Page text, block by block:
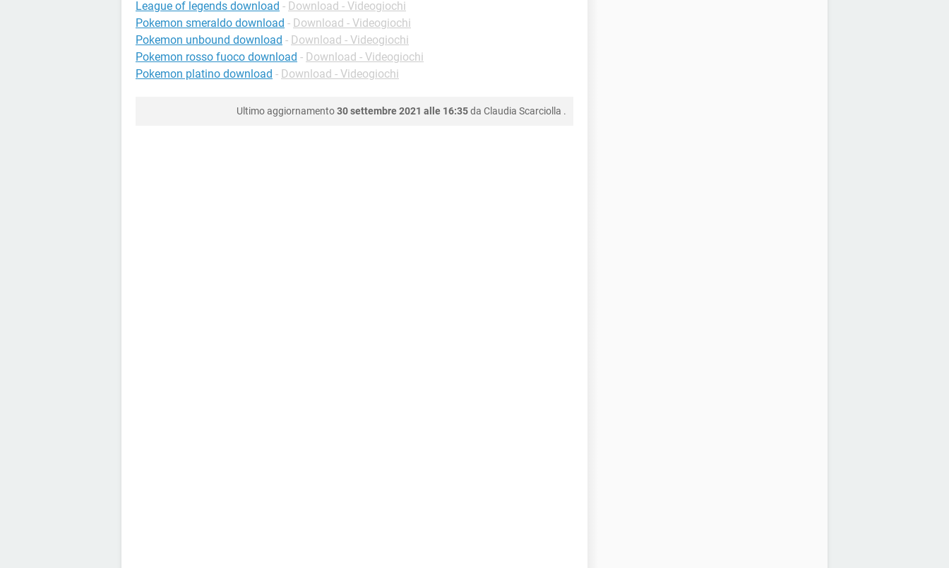
League of legends download - Download - Videogiochi
Pokemon smeraldo download - Download - Videogiochi
Pokemon unbound download - Download - Videogiochi
Pokemon rosso fuoco download - Download - Videogiochi
Pokemon platino download - Download - Videogiochi
Ultimo aggiornamento30 settembre 2021 alle 16:35da Claudia Scarciolla .